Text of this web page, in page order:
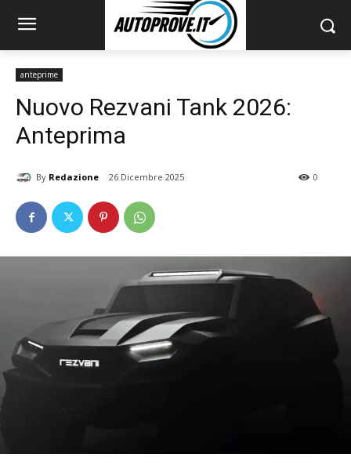
anteprime
Nuovo Rezvani Tank 2026:
Anteprima
By Redazione 26 Dicembre 2025 0